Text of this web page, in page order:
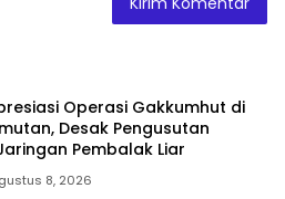
Operasi Gakkumhut di
Desak Pengusutan
Pembalak Liar
8, 2026